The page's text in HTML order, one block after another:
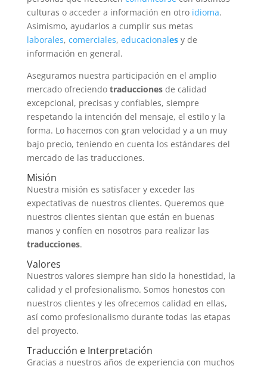
culturas o acceder a información en otro idioma.
Asimismo, ayudarlos a cumplir sus metas
laborales, comerciales, educacionalesy de
información en general.
Aseguramos nuestra participación en el amplio
mercado ofreciendo traduccionesde calidad
excepcional, precisas y confiables, siempre
respetando la intención del mensaje, el estilo y la
forma. Lo hacemos con gran velocidad y a un muy
bajo precio, teniendo en cuenta los estándares del
mercado de las traducciones.
Misión
Nuestra misión es satisfacer y exceder las
expectativas de nuestros clientes. Queremos que
nuestros clientes sientan que están en buenas
manos y confíen en nosotros para realizar las
traducciones.
Valores
Nuestros valores siempre han sido la honestidad, la
calidad y el profesionalismo. Somos honestos con
nuestros clientes y les ofrecemos calidad en ellas,
así como profesionalismo durante todas las etapas
del proyecto.
Traducción e Interpretación
Gracias a nuestros años de experiencia con muchos